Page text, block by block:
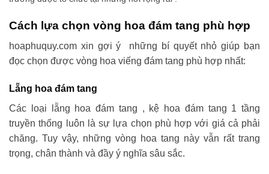
Cách lựa chọn vòng hoa đám tang phù hợp
hoaphuquy.com xin gợi ý những bí quyết nhỏ giúp bạn
đọc chọn được vòng hoa viếng đám tang phù hợp nhất:
Lẵng hoa đám tang
Các loại lẵng hoa đám tang , kệ hoa đám tang 1 tầng
truyền thống luôn là sự lựa chọn phù hợp với giá cả phải
chăng. Tuy vậy, những vòng hoa tang này vẫn rất trang
trọng, chân thành và đầy ý nghĩa sâu sắc.